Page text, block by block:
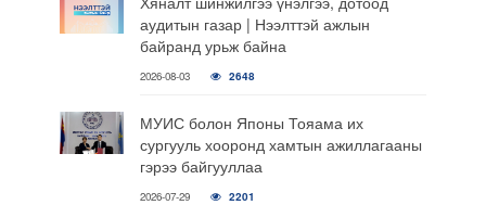
аудитын газар | Нээлттэй ажлын
байранд урьж байна
2026-08-03 2648
МУИС болон Японы Тояама их
сургууль хооронд хамтын ажиллагааны
гэрээ байгууллаа
2026-07-29 2201